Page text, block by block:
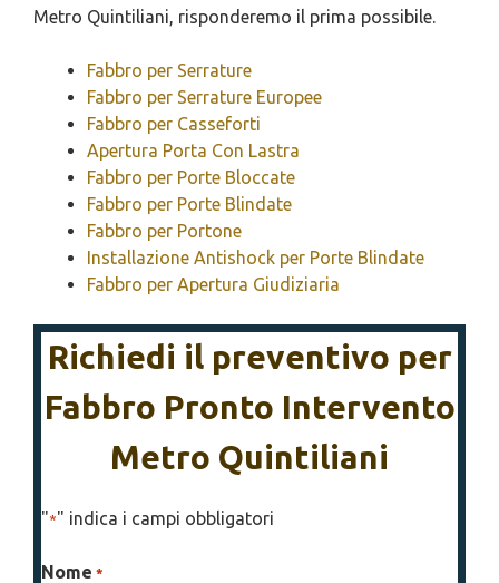
Fabbro per Serrature
Fabbro per Serrature Europee
Fabbro per Casseforti
Apertura Porta Con Lastra
Fabbro per Porte Bloccate
Fabbro per Porte Blindate
Fabbro per Portone
Installazione Antishock per Porte Blindate
Fabbro per Apertura Giudiziaria
Richiedi il preventivo per
Fabbro Pronto Intervento
Metro Quintiliani
"*" indica i campi obbligatori
Nome *